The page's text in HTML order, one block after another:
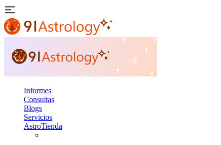
Informes
Consultas
Blogs
Servicios
AstroTienda